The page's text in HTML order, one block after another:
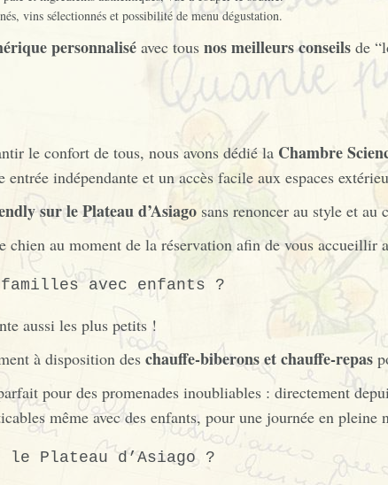
vins sélectionnés et possibilité de menu dégustation.
personnalisé avec tous nos meilleurs conseils de
le confort de tous, nous avons dédié la Chambre
entrée indépendante et un accès facile aux espaces
sur le Plateau d’Asiago sans renoncer au style et au
chien au moment de la réservation afin de vous accueillir
avec enfants ?
aussi les plus petits !
à disposition des chauffe-biberons et chauffe-repas
pour des promenades inoubliables : directement
même avec des enfants, pour une journée en pleine
Plateau d’Asiago ?